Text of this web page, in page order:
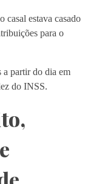
casal estava casado
para o
a partir do dia em
do INSS.